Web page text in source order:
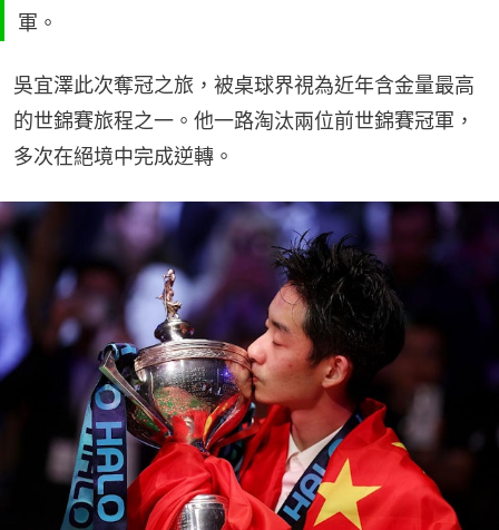
軍。
吳宜澤此次奪冠之旅，被桌球界視為近年含金量最高
的世錦賽旅程之一。他一路淘汰兩位前世錦賽冠軍，
多次在絕境中完成逆轉。